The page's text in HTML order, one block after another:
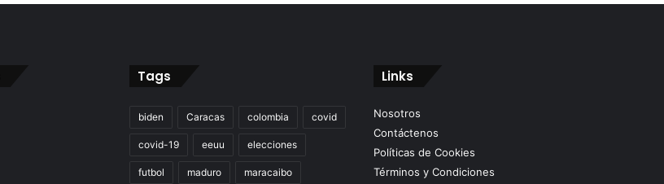
Tags
biden Caracas colombia covid
covid-19 eeuu elecciones
futbol maduro maracaibo
Links
Nosotros
Contáctenos
Políticas de Cookies
Términos y Condiciones